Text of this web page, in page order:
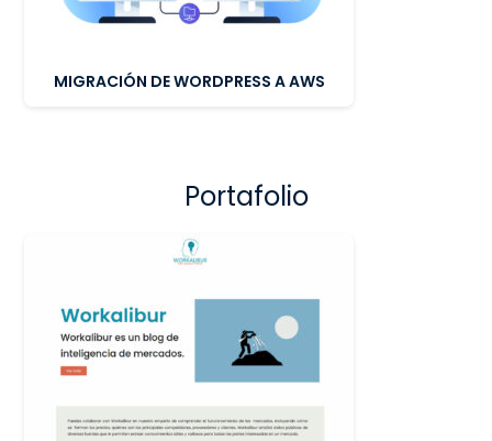
MIGRACIÓN DE WORDPRESS A AWS
Portafolio